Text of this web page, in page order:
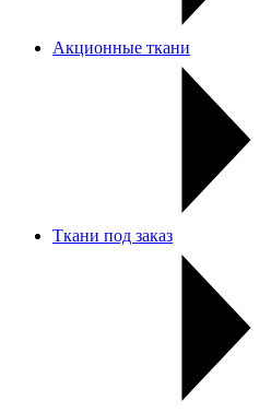
Акционные ткани
Ткани под заказ